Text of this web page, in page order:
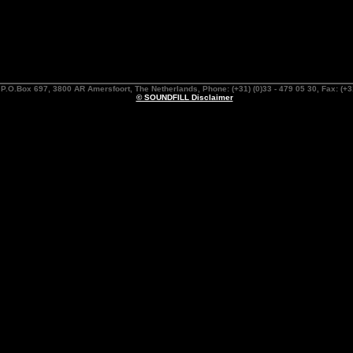
697, 3800 AR Amersfoort, The Netherlands, Phone: (+31) (0)33 - 479 05 30, Fax:
© SOUNDFILL Disclaimer